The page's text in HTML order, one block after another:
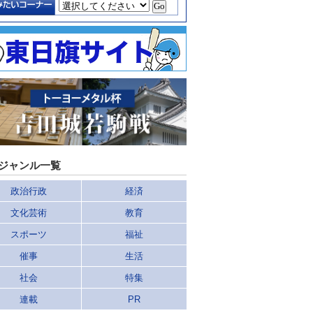
ャンル一覧
政治行政 経済
文化芸術 教育
スポーツ 福祉
催事 生活
社会 特集
連載 PR